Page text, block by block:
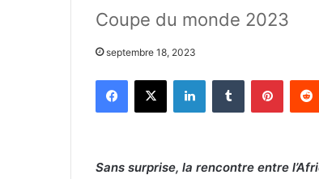
Coupe du monde 2023
septembre 18, 2023
Facebook
X LinkedinTumblr
Sans surprise, la rencontre entre